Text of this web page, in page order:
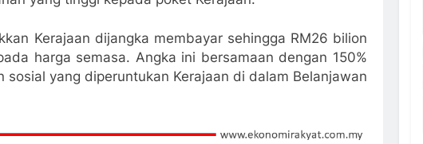
Kerajaan dijangka membayar sehingga RM26 bilion
harga semasa. Angka ini bersamaan dengan 150%
yang diperuntukan Kerajaan di dalam Belanjawan